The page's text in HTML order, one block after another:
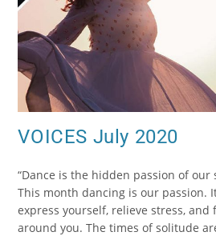
VOICES July 2020
“Dance is the hidden passion of our
This month dancing is our passion.
express yourself, relieve stress,
around you. The times of solitude